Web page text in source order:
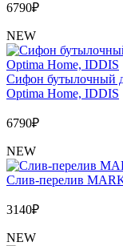
6790₽
NEW
Сифон бутылочный
Optima Home, IDDIS
6790₽
NEW
Слив-перелив
3140₽
NEW